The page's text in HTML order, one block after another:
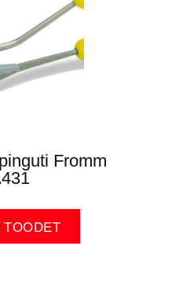
Fromm
TOODET